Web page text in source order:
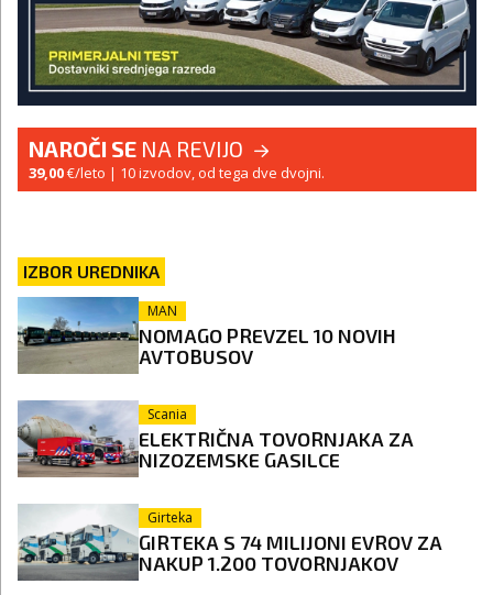
NAROČI SE NA REVIJO
39,00€/leto | 10 izvodov, od tega dve dvojni.
IZBOR UREDNIKA
MAN
NOMAGO PREVZEL 10 NOVIH
AVTOBUSOV
Scania
ELEKTRIČNA TOVORNJAKA ZA
NIZOZEMSKE GASILCE
Girteka
GIRTEKA S 74 MILIJONI EVROV ZA
NAKUP 1.200 TOVORNJAKOV